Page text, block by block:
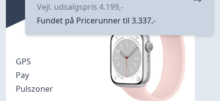
GPS
Pay
Pulszoner
Vejl. udsalgspris 4.199,-
Fundet på Pricerunner til 3.337,-